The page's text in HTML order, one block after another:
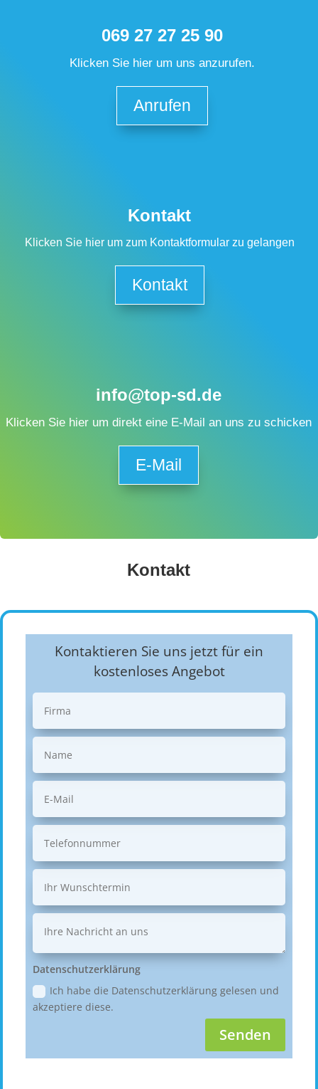
069 27 27 25 90
Klicken Sie hier um uns anzurufen.
Anrufen
Kontakt
Klicken Sie hier um zum Kontaktformular zu gelangen
Kontakt
info@top-sd.de
Klicken Sie hier um direkt eine E-Mail an uns zu schicken
E-Mail
Kontakt
Kontaktieren Sie uns jetzt für ein
kostenloses Angebot
Datenschutzerklärung
Ich habe die Datenschutzerklärung gelesen und
akzeptiere diese.
Senden